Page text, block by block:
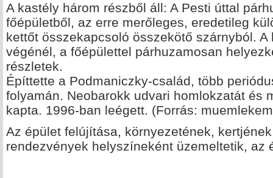
A kastély három részből áll: A Pesti úttal
főépületből, az erre merőleges, eredetileg
kettőt összekapcsoló összekötő szárnyból.
végénél, a főépülettel párhuzamosan
részletek.
Építtette a Podmaniczky-család, több
folyamán. Neobarokk udvari homlokzatát és
kapta. 1996-ban leégett. (Forrás:
Az épület felújítása, környezetének,
rendezvények helyszíneként üzemeltetik, az